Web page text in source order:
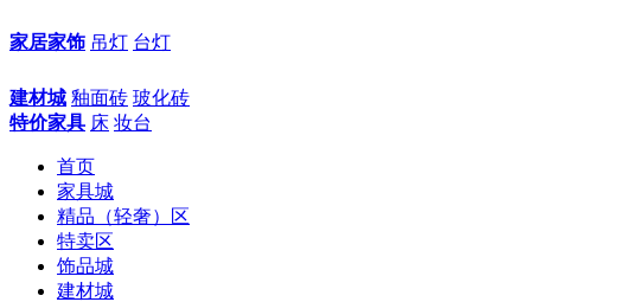
家居家饰 吊灯 台灯
建材城 釉面砖 玻化砖
特价家具 床 妆台
首页
家具城
精品（轻奢）区
特卖区
饰品城
建材城